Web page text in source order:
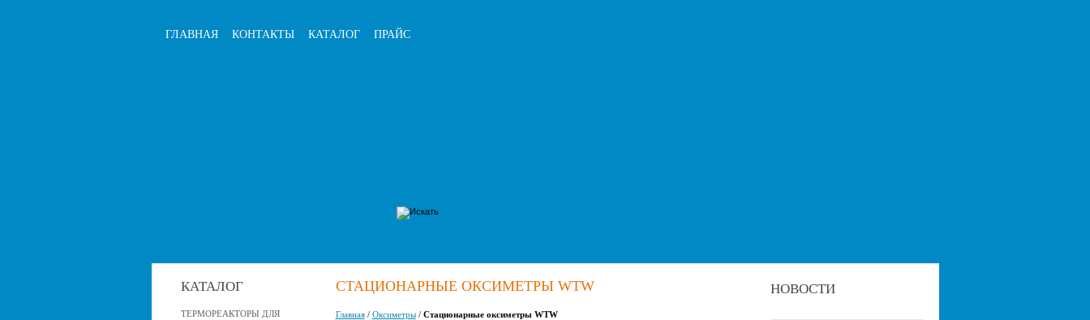
ГЛАВНАЯ КОНТАКТЫ КАТАЛОГ ПРАЙС
КАТАЛОГ
ТЕРМОРЕАКТОРЫ ДЛЯ
НОВОСТИ
СТАЦИОНАРНЫЕ ОКСИМЕТРЫ WTW
Главная/ Оксиметры/ Стационарные оксиметры WTW